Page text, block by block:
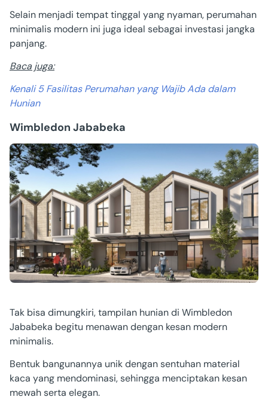
Selain menjadi tempat tinggal yang nyaman, perumahan
minimalis modern ini juga ideal sebagai investasi jangka
panjang.
Baca juga:
Kenali 5 Fasilitas Perumahan yang Wajib Ada dalam
Hunian
Wimbledon Jababeka
Tak bisa dimungkiri, tampilan hunian di Wimbledon
Jababeka begitu menawan dengan kesan modern
minimalis.
Bentuk bangunannya unik dengan sentuhan material
kaca yang mendominasi, sehingga menciptakan kesan
mewah serta elegan.